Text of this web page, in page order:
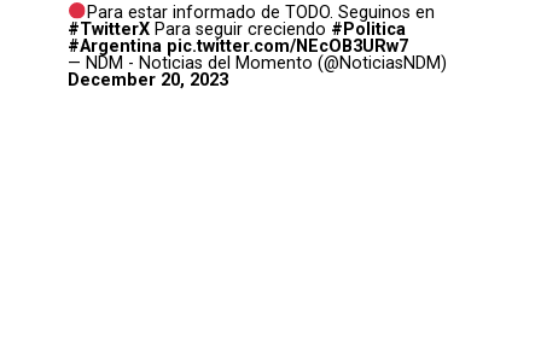
Para estar informado de TODO. Seguinos en
#TwitterX Para seguir creciendo #Politica
#Argentina pic.twitter.com/NEcOB3URw7
— NDM - Noticias del Momento (@NoticiasNDM)
December 20, 2023